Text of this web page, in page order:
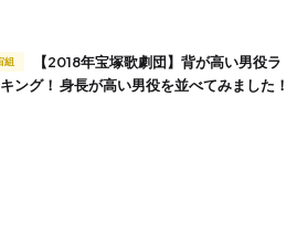
組
ング！ 身長が高い男役を並べてみました！